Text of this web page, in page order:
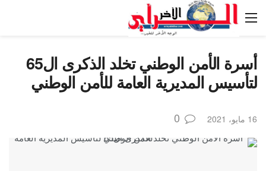
أسرة الأمن الوطني تخلد الذكرى ال65
لتأسيس المديرية العامة للأمن الوطني
16 مايو، 2021 0